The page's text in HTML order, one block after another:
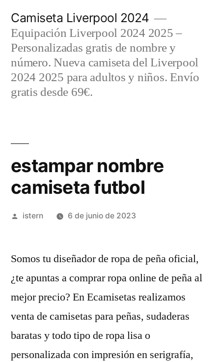
contenido
Camiseta Liverpool 2024
Equipación Liverpool 2024 2025 –
Personalizadas gratis de nombre y
número. Nueva camiseta del Liverpool
2024 2025 para adultos y niños. Envío
gratis desde 69€.
estampar nombre
camiseta futbol
Publicado
istern 6 de junio de 2023
Somos tu diseñador de ropa de peña oficial,
¿te apuntas a comprar ropa online de peña al
mejor precio? En Ecamisetas realizamos
venta de camisetas para peñas, sudaderas
baratas y todo tipo de ropa lisa o
personalizada con impresión en serigrafía,